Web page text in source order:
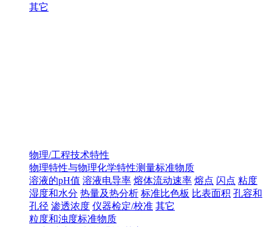
其它
物理/工程技术特性
物理特性与物理化学特性测量标准物质
溶液的pH值 溶液电导率 熔体流动速率 熔点 闪点 粘度
湿度和水分 热量及热分析 标准比色板 比表面积 孔容和
孔径 渗透浓度 仪器检定/校准 其它
粒度和浊度标准物质